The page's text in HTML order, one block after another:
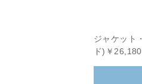
ジャケット
ド)￥